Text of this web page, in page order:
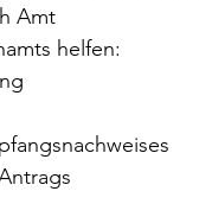
Amt
helfen: